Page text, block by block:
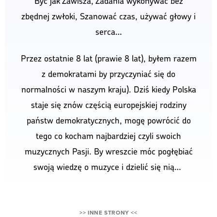
swoją wiedzę o muzyce i dzielić się nią…
>> INNE STRONY <<
GDAŃSK MIASTO MARZEŃ|OPENGARDEN
POLECAM WPISY W KATEGORII MUZYKA POWAŻNA